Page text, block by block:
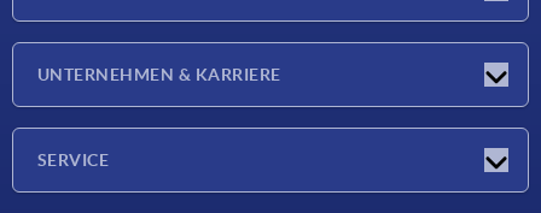
Presseberichte
UNTERNEHMEN & KARRIERE
SERVICE